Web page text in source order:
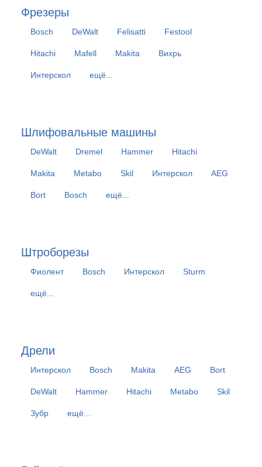
Фрезеры
Bosch DeWalt Felisatti Festool
Hitachi Mafell Makita Вихрь
Интерскол ещё...
Шлифовальные машины
DeWalt Dremel Hammer Hitachi
Makita Metabo Skil Интерскол AEG
Bort Bosch ещё...
Штроборезы
Фиолент Bosch Интерскол Sturm
ещё...
Дрели
Интерскол Bosch Makita AEG Bort
DeWalt Hammer Hitachi Metabo Skil
Зубр ещё...